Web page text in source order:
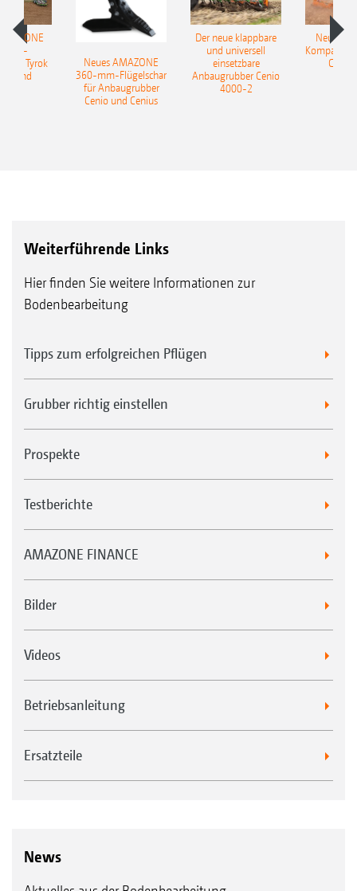
Tyrok
Neues AMAZONE
360-mm-Flügelschar
für Anbaugrubber
Cenio und Cenius
Der neue klappbare
und universell
einsetzbare
Anbaugrubber Cenio
4000-2
Neue
Weiterführende Links
Hier finden Sie weitere Informationen zur
Bodenbearbeitung
Tipps zum erfolgreichen Pflügen
Grubber richtig einstellen
Prospekte
Testberichte
AMAZONE FINANCE
Bilder
Videos
Betriebsanleitung
Ersatzteile
News